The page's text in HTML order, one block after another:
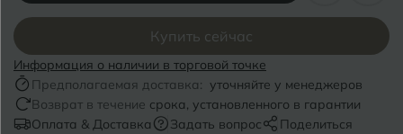
Купить сейчас
Информация о наличии в торговой точке
Предполагаемая доставка: уточняйте у менеджеров
Возврат в течение срока, установленного в гарантии
Оплата & Доставка
Задать вопрос Поделиться
Воронеж
Воткинск
Г Геленджик
Сочи
Ставрополь